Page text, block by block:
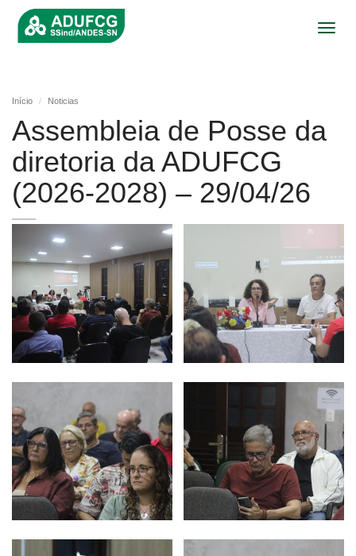
Início Noticias
Assembleia de Posse da
diretoria da ADUFCG
(2026-2028) – 29/04/26